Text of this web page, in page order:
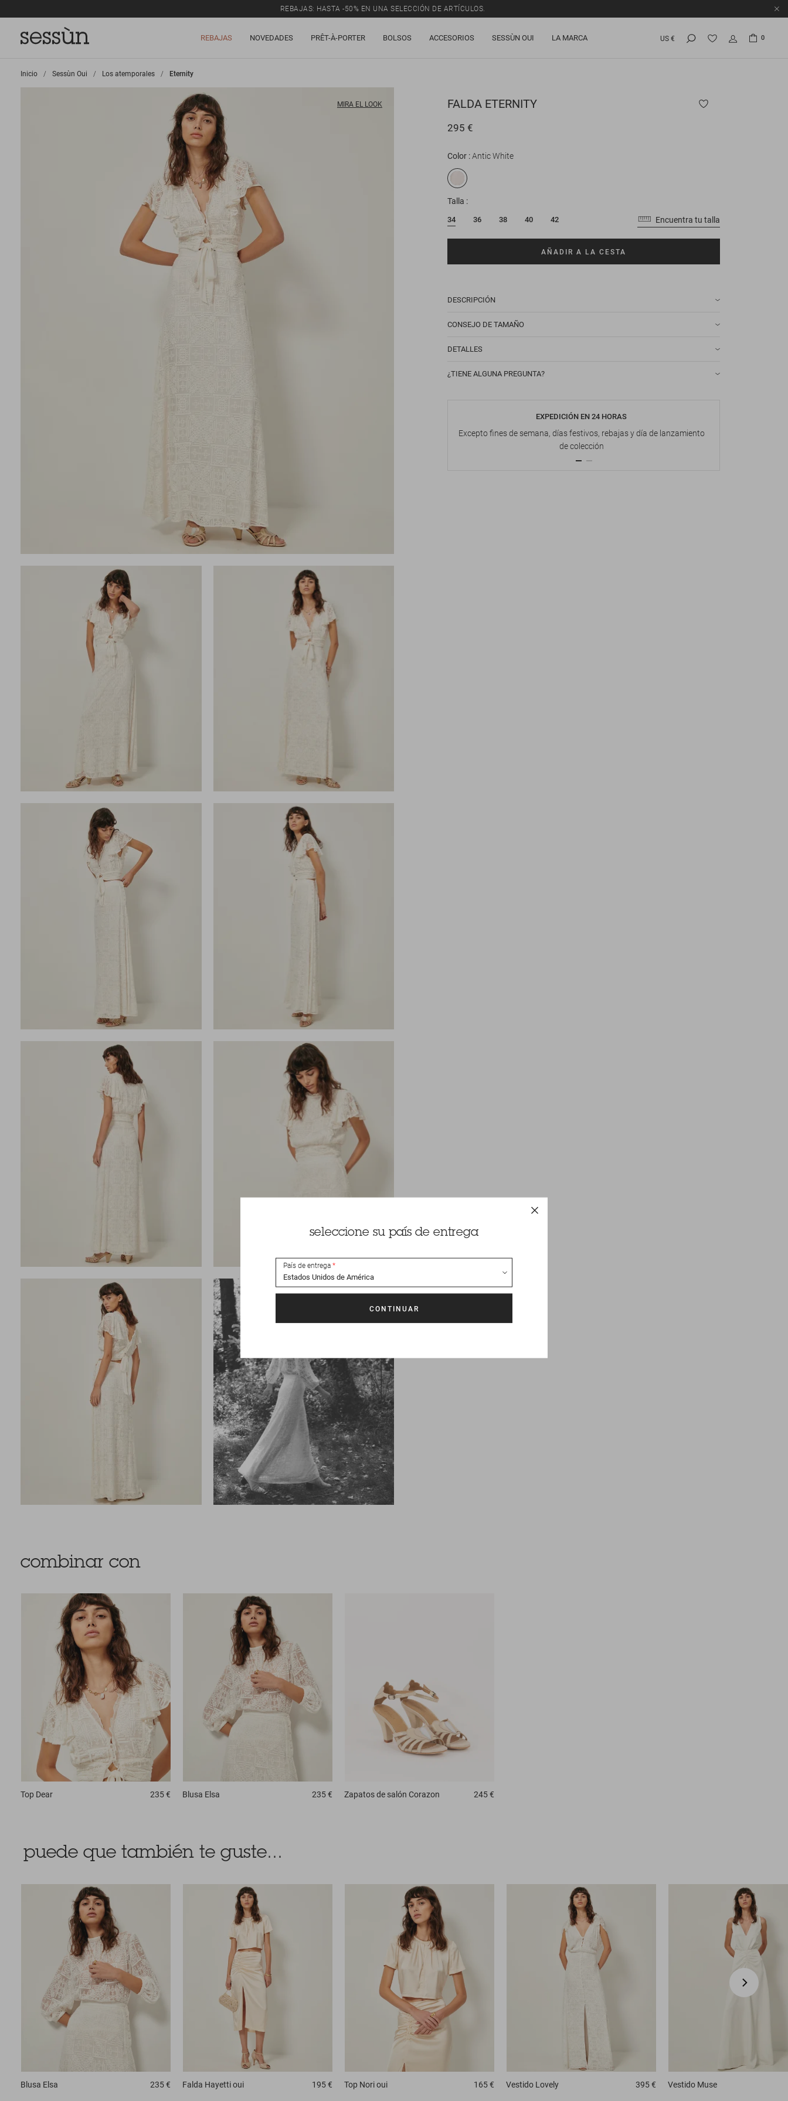
REBAJAS: HASTA -50% EN UNA SELECCIÓN DE ARTÍCULOS.
REBAJAS NOVEDADES PRÊT-À-PORTER BOLSOS ACCESORIOS SESSÙN OUI LA MARCA US € 0
Inicio >
Sessùn Oui >
Los atemporales >
Eternity
MIRA EL LOOK FALDA ETERNITY
295 €
Color Antic White
Talla
34 36 38 40 42 Encuentra tu talla
AÑADIR A LA CESTA
DESCRIPCIÓN
CONSEJO DE TAMAÑO
DETALLES
¿TIENE ALGUNA PREGUNTA?
EXPEDICIÓN EN 24 HORAS
Excepto fines de semana, días festivos, rebajas y día de lanzamiento
de colección
combinar con
Top Dear 235 € Blusa Elsa 235 € Zapatos de salón Corazon 245 €
puede que también te guste...
Blusa Elsa 235 € Falda Hayetti oui 195 € Top Nori oui 165 € Vestido Lovely 395 € Vestido Muse
seleccione su país de entrega
País de entrega